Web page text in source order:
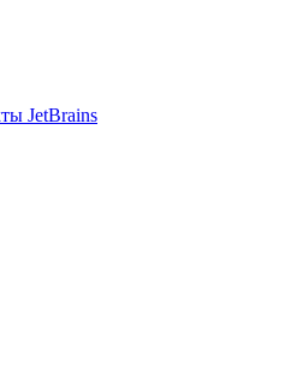
JetBrains